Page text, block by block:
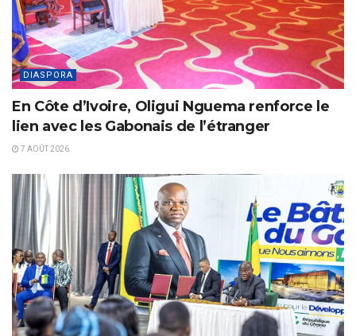
DIASPORA
En Côte d’Ivoire, Oligui Nguema renforce le
lien avec les Gabonais de l’étranger
7 AOÛT 2026